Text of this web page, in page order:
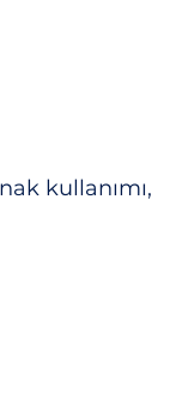
kullanımı,